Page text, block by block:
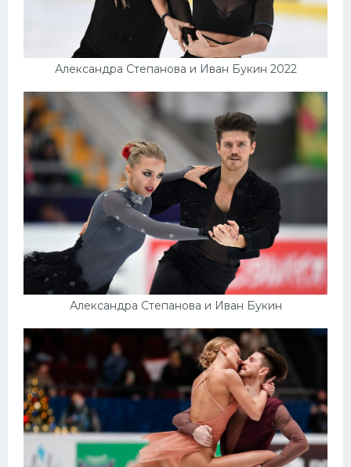
Александра Степанова и Иван Букин 2022
Александра Степанова и Иван Букин